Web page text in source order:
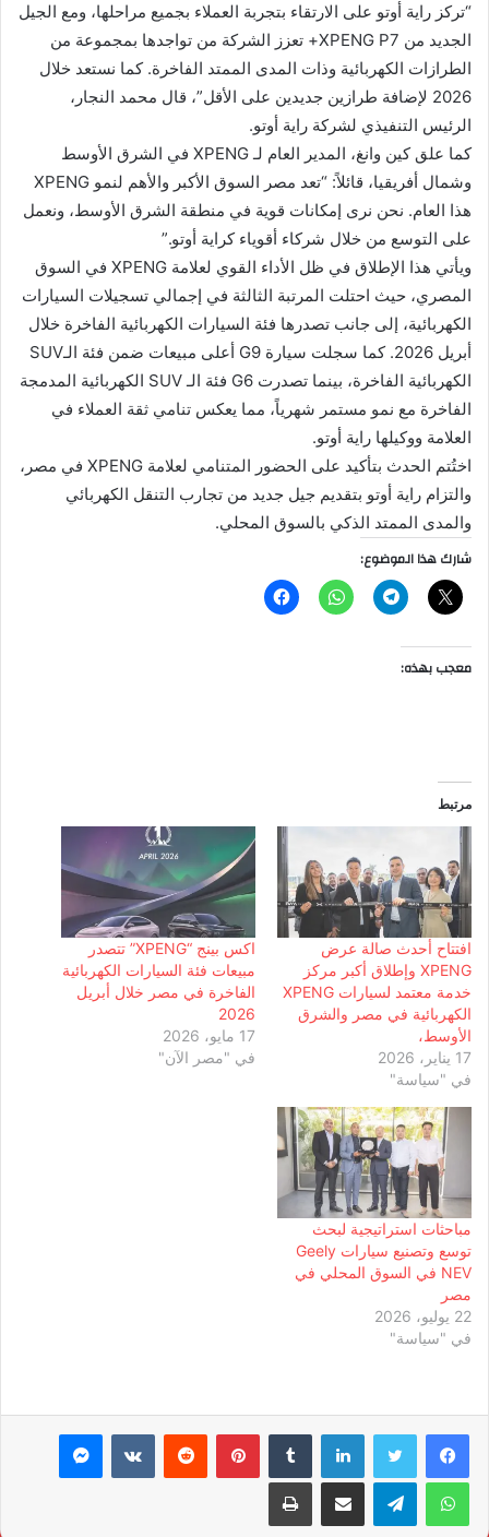
“تركز راية أوتو على الارتقاء بتجربة العملاء بجميع مراحلها، ومع الجيل
الجديد من XPENG P7+ تعزز الشركة من تواجدها بمجموعة من
الطرازات الكهربائية وذات المدى الممتد الفاخرة. كما نستعد خلال
2026 لإضافة طرازين جديدين على الأقل”، قال محمد النجار،
الرئيس التنفيذي لشركة راية أوتو.
كما علق كين وانغ، المدير العام لـ XPENG في الشرق الأوسط
وشمال أفريقيا، قائلاً: “تعد مصر السوق الأكبر والأهم لنمو XPENG
هذا العام. نحن نرى إمكانات قوية في منطقة الشرق الأوسط، ونعمل
على التوسع من خلال شركاء أقوياء كراية أوتو.”
ويأتي هذا الإطلاق في ظل الأداء القوي لعلامة XPENG في السوق
المصري، حيث احتلت المرتبة الثالثة في إجمالي تسجيلات السيارات
الكهربائية، إلى جانب تصدرها فئة السيارات الكهربائية الفاخرة خلال
أبريل 2026. كما سجلت سيارة G9 أعلى مبيعات ضمن فئة الـSUV
الكهربائية الفاخرة، بينما تصدرت G6 فئة الـ SUV الكهربائية المدمجة
الفاخرة مع نمو مستمر شهرياً، مما يعكس تنامي ثقة العملاء في
العلامة ووكيلها راية أوتو.
اختُتم الحدث بتأكيد على الحضور المتنامي لعلامة XPENG في مصر،
والتزام راية أوتو بتقديم جيل جديد من تجارب التنقل الكهربائي
والمدى الممتد الذكي بالسوق المحلي.
شارك هذا الموضوع:
معجب بهذه:
مرتبط
افتتاح أحدث صالة عرض
XPENG وإطلاق أكبر مركز
خدمة معتمد لسيارات XPENG
الكهربائية في مصر والشرق
الأوسط،
17 يناير، 2026
في "سياسة"
اكس بينج “XPENG” تتصدر
مبيعات فئة السيارات الكهربائية
الفاخرة في مصر خلال أبريل
2026
17 مايو، 2026
في "مصر الآن"
مباحثات استراتيجية لبحث
توسع وتصنيع سيارات Geely
NEV في السوق المحلي في
مصر
22 يوليو، 2026
في "سياسة"
لينكدإن بينتيريست ماسنجر
واتساب تيلقرام مشاركة عبر البريد طباعة